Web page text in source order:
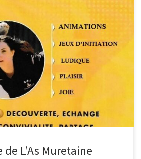
développer sa section féminines. Rendez-
avenue Bernard IV *le mardi et le
meilleur accueil vous sera réservé. Merci
L’As Muretaine